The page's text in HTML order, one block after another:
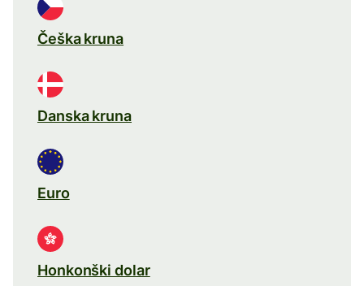
Češka kruna
Danska kruna
Euro
Honkonški dolar